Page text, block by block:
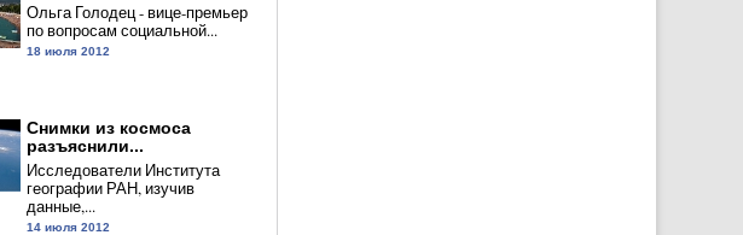
Ольга Голодец - вице-премьер
по вопросам социальной...
18 июля 2012
Снимки из космоса
разъяснили...
Исследователи Института
географии РАН, изучив
данные,...
14 июля 2012